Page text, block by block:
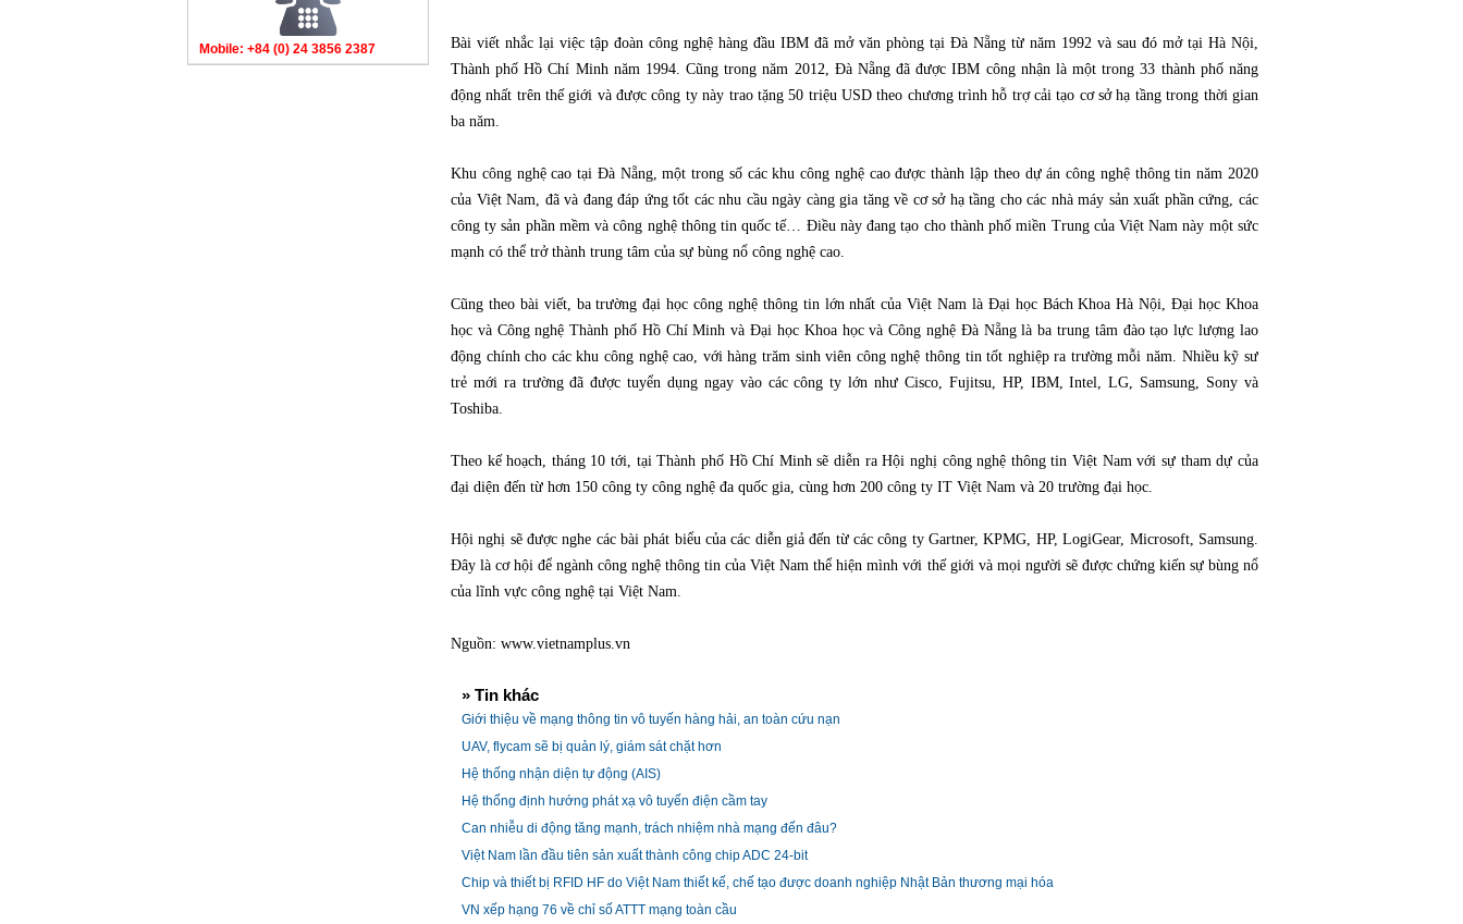
Mobile: +84 (0) 24 3856 2387
Bài viết nhắc lại việc tập đoàn công nghệ hàng đầu IBM đã mở văn phòng tại Đà Nẵng từ năm 1992 và sau đó mở tại Hà Nội,
Thành phố Hồ Chí Minh năm 1994. Cũng trong năm 2012, Đà Nẵng đã được IBM công nhận là một trong 33 thành phố năng
động nhất trên thế giới và được công ty này trao tặng 50 triệu USD theo chương trình hỗ trợ cải tạo cơ sở hạ tầng trong thời gian
ba năm.
Khu công nghệ cao tại Đà Nẵng, một trong số các khu công nghệ cao được thành lập theo dự án công nghệ thông tin năm 2020
của Việt Nam, đã và đang đáp ứng tốt các nhu cầu ngày càng gia tăng về cơ sở hạ tầng cho các nhà máy sản xuất phần cứng, các
công ty sản phần mềm và công nghệ thông tin quốc tế… Điều này đang tạo cho thành phố miền Trung của Việt Nam này một sức
mạnh có thể trở thành trung tâm của sự bùng nổ công nghệ cao.
Cũng theo bài viết, ba trường đại học công nghệ thông tin lớn nhất của Việt Nam là Đại học Bách Khoa Hà Nội, Đại học Khoa
học và Công nghệ Thành phố Hồ Chí Minh và Đại học Khoa học và Công nghệ Đà Nẵng là ba trung tâm đào tạo lực lượng lao
động chính cho các khu công nghệ cao, với hàng trăm sinh viên công nghệ thông tin tốt nghiệp ra trường mỗi năm. Nhiều kỹ sư
trẻ mới ra trường đã được tuyển dụng ngay vào các công ty lớn như Cisco, Fujitsu, HP, IBM, Intel, LG, Samsung, Sony và
Toshiba.
Theo kế hoạch, tháng 10 tới, tại Thành phố Hồ Chí Minh sẽ diễn ra Hội nghị công nghệ thông tin Việt Nam với sự tham dự của
đại diện đến từ hơn 150 công ty công nghệ đa quốc gia, cùng hơn 200 công ty IT Việt Nam và 20 trường đại học.
Hội nghị sẽ được nghe các bài phát biểu của các diễn giả đến từ các công ty Gartner, KPMG, HP, LogiGear, Microsoft, Samsung.
Đây là cơ hội để ngành công nghệ thông tin của Việt Nam thể hiện mình với thế giới và mọi người sẽ được chứng kiến sự bùng nổ
của lĩnh vực công nghệ tại Việt Nam.
Nguồn: www.vietnamplus.vn
» Tin khác
Giới thiệu về mạng thông tin vô tuyến hàng hải, an toàn cứu nạn
UAV, flycam sẽ bị quản lý, giám sát chặt hơn
Hệ thống nhận diện tự động (AIS)
Hệ thống định hướng phát xạ vô tuyến điện cầm tay
Can nhiễu di động tăng mạnh, trách nhiệm nhà mạng đến đâu?
Việt Nam lần đầu tiên sản xuất thành công chip ADC 24-bit
Chip và thiết bị RFID HF do Việt Nam thiết kế, chế tạo được doanh nghiệp Nhật Bản thương mại hóa
VN xếp hạng 76 về chỉ số ATTT mạng toàn cầu